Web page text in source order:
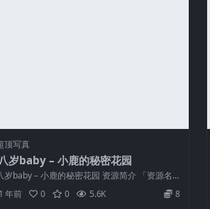
顶写真
岁baby – 小鹿的秘密花园
岁baby – 小鹿的秘密花园 资源简介 「资源名
：鹿八岁baby – ...
1 年前 0 0 5.6K 8